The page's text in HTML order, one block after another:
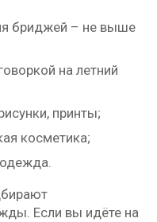
бриджей – не выше
на летний
принты;
косметика;
Если вы идёте на